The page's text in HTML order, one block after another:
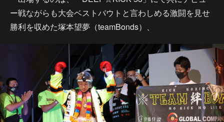
ー戦ながらも大会ベストバウトと言わしめる激闘を見せ
勝利を収めた塚本望夢（teamBonds）、